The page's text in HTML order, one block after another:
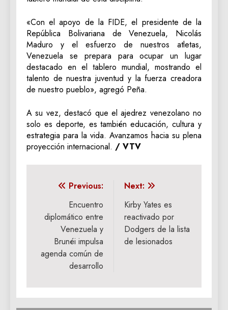
«Con el apoyo de la FIDE, el presidente de la
República Bolivariana de Venezuela, Nicolás
Maduro y el esfuerzo de nuestros atletas,
Venezuela se prepara para ocupar un lugar
destacado en el tablero mundial, mostrando el
talento de nuestra juventud y la fuerza creadora
de nuestro pueblo», agregó Peña.
A su vez, destacó que el ajedrez venezolano no
solo es deporte, es también educación, cultura y
estrategia para la vida. Avanzamos hacia su plena
proyección internacional. / VTV
Navegación
entradas
Previous:
Encuentro
diplomático entre
Venezuela y
Brunéi impulsa
agenda común de
desarrollo
Next:
Kirby Yates es
reactivado por
Dodgers de la lista
de lesionados